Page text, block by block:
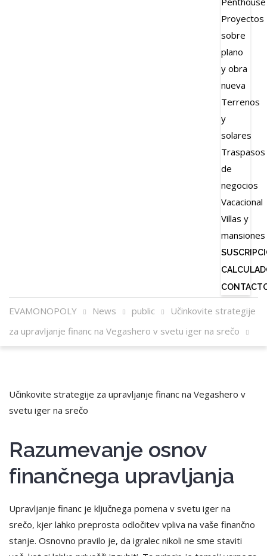
Proyectos
sobre
plano
y obra
nueva
Terrenos
y
solares
Traspasos
de
negocios
Vacacional
Villas y
mansiones
EVAMONOPOLY News public
Učinkovite strategije
za upravljanje financ na Vegashero v svetu iger na srečo
Učinkovite strategije za upravljanje financ na Vegashero v
svetu iger na srečo
Razumevanje osnov
finančnega upravljanja
Upravljanje financ je ključnega pomena v svetu iger na
srečo, kjer lahko preprosta odločitev vpliva na vaše finančno
stanje. Osnovno pravilo je, da igralec nikoli ne sme staviti